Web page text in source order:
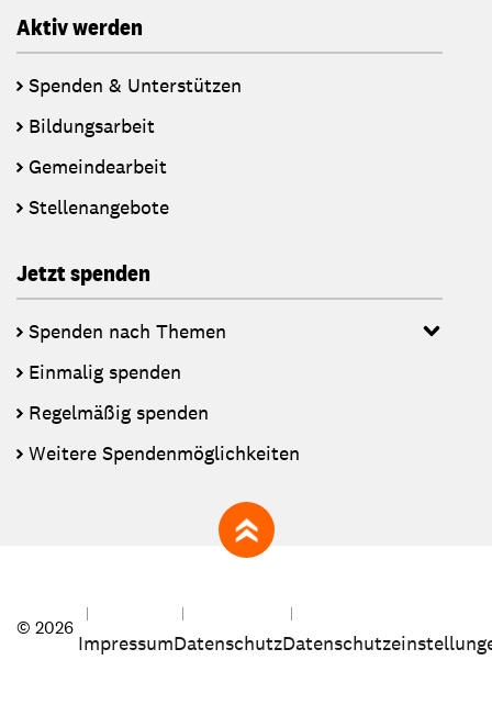
Aktiv werden
Spenden & Unterstützen
Bildungsarbeit
Gemeindearbeit
Stellenangebote
Jetzt spenden
Spenden nach Themen
Einmalig spenden
Regelmäßig spenden
Weitere Spendenmöglichkeiten
zum Seitenanfang
© 2026
ImpressumDatenschutz